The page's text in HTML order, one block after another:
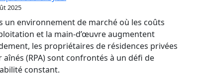
en
levier
bancaire
2025
un environnement de marché où les coûts
et la main-d’œuvre augmentent
les propriétaires de résidences privées
aînés (RPA) sont confrontés à un défi de
constant.